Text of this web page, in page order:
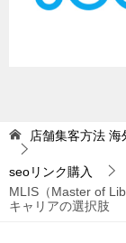
店舗集客方法
seoリンク購入
MLIS（Master of
キャリアの選択肢